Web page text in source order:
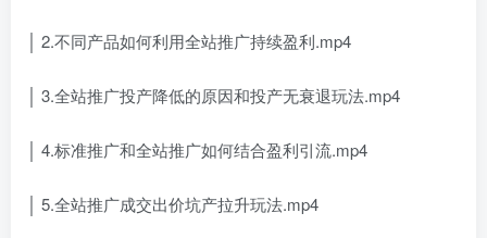
│ 2.不同产品如何利用全站推广持续盈利.mp4
│ 3.全站推广投产降低的原因和投产无衰退玩法.mp4
│ 4.标准推广和全站推广如何结合盈利引流.mp4
│ 5.全站推广成交出价坑产拉升玩法.mp4